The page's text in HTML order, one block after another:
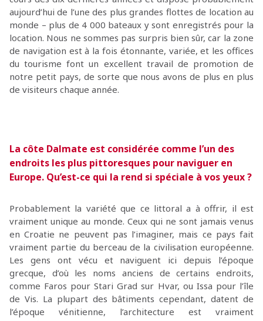
aujourd’hui de l’une des plus grandes flottes de location au
monde – plus de 4 000 bateaux y sont enregistrés pour la
location. Nous ne sommes pas surpris bien sûr, car la zone
de navigation est à la fois étonnante, variée, et les offices
du tourisme font un excellent travail de promotion de
notre petit pays, de sorte que nous avons de plus en plus
de visiteurs chaque année.
La côte Dalmate est considérée comme l’un des
endroits les plus pittoresques pour naviguer en
Europe. Qu’est-ce qui la rend si spéciale à vos yeux ?
Probablement la variété que ce littoral a à offrir, il est
vraiment unique au monde. Ceux qui ne sont jamais venus
en Croatie ne peuvent pas l’imaginer, mais ce pays fait
vraiment partie du berceau de la civilisation européenne.
Les gens ont vécu et naviguent ici depuis l’époque
grecque, d’où les noms anciens de certains endroits,
comme Faros pour Stari Grad sur Hvar, ou Issa pour l’île
de Vis. La plupart des bâtiments cependant, datent de
l’époque vénitienne, l’architecture est vraiment